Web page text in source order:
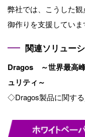
弊社では、こうした
御作りを⽀援していま
関連ソリュー
Dragos ～世界最高
ュリティ～
◇Dragos製品に関す